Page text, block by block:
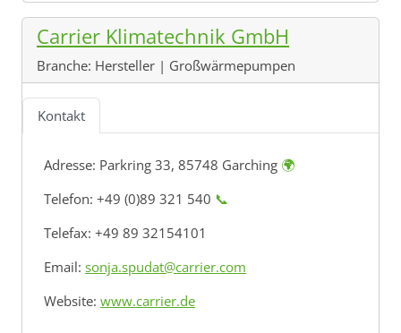
Carrier Klimatechnik GmbH
Branche: Hersteller | Großwärmepumpen
Kontakt
Adresse: Parkring 33, 85748 Garching 🌍
Telefon: +49 (0)89 321 540 📞
Telefax: +49 89 32154101
Email: sonja.spudat@carrier.com
Website: www.carrier.de